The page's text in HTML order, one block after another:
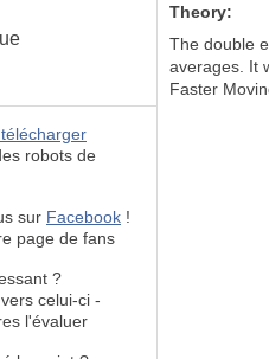
robots de
sur Facebook !
page de fans
?
vers celui-ci -
l'évaluer
Theory:
The double
averages. It
Faster